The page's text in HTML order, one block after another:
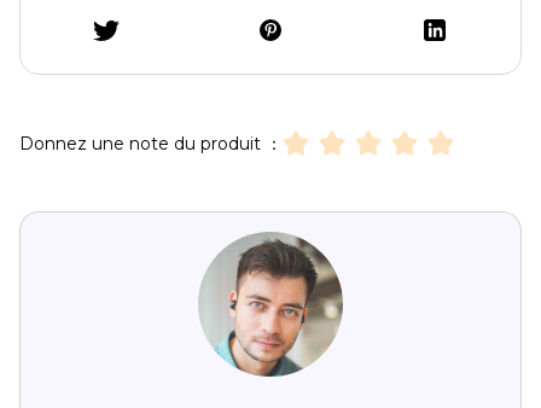
Donnez une note du produit ：